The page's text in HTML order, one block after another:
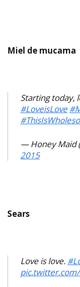
Miel de mucama
Starting today,
#LoveisLove
— Honey Maid
2015
Sears
Love is love.
pic.twitter.com/